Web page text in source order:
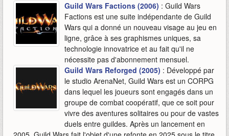
Guild Wars Factions (2006) : Guild Wars
Factions est une suite indépendante de Guild
Wars qui a donné un nouveau visage au jeu en
ligne, grâce à ses graphismes uniques, sa
technologie innovatrice et au fait qu'il ne
nécessite pas d'abonnement mensuel.
Guild Wars Reforged (2005) : Développé par
le studio ArenaNet, Guild Wars est un CORPG
dans lequel les joueurs sont engagés dans un
groupe de combat coopératif, que ce soit pour
vivre des aventures solitaires ou pour de vastes
duels entre guildes. Après un lancement en